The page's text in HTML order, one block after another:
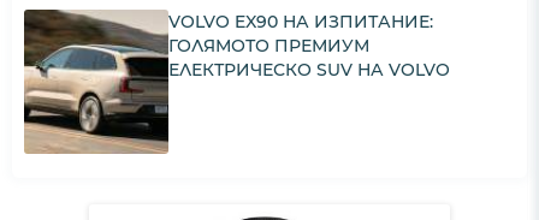
VOLVO EX90 НА ИЗПИТАНИЕ:
ГОЛЯМОТО ПРЕМИУМ
ЕЛЕКТРИЧЕСКО SUV НА VOLVO